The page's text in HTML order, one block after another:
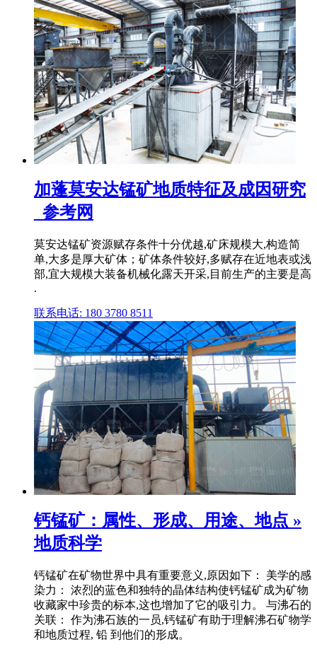
加蓬莫安达锰矿地质特征及成因研究
_参考网
莫安达锰矿资源赋存条件十分优越,矿床规模大,构造简
单,大多是厚大矿体；矿体条件较好,多赋存在近地表或浅
部,宜大规模大装备机械化露天开采,目前生产的主要是高
.
联系电话: 180 3780 8511
钙锰矿：属性、形成、用途、地点 »
地质科学
钙锰矿在矿物世界中具有重要意义,原因如下： 美学的感
染力： 浓烈的蓝色和独特的晶体结构使钙锰矿成为矿物
收藏家中珍贵的标本,这也增加了它的吸引力。 与沸石的
关联： 作为沸石族的一员,钙锰矿有助于理解沸石矿物学
和地质过程, 铅 到他们的形成。